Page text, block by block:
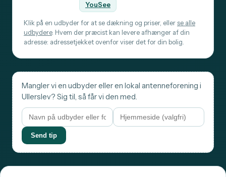
YouSee
Klik på en udbyder for at se dækning og priser, eller se alle
udbydere. Hvem der præcist kan levere afhænger af din
adresse: adressetjekket ovenfor viser det for din bolig.
Mangler vi en udbyder eller en lokal antenneforening i
Ullerslev? Sig til, så får vi den med.
Send tip